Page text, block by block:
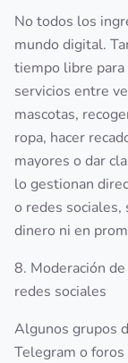
No todos los
mundo digital.
tiempo libre
servicios entre
mascotas,
ropa, hacer
mayores o dar
lo gestionan
o redes
dinero ni en
8. Moderación
redes sociales
Algunos grupos
Telegram o